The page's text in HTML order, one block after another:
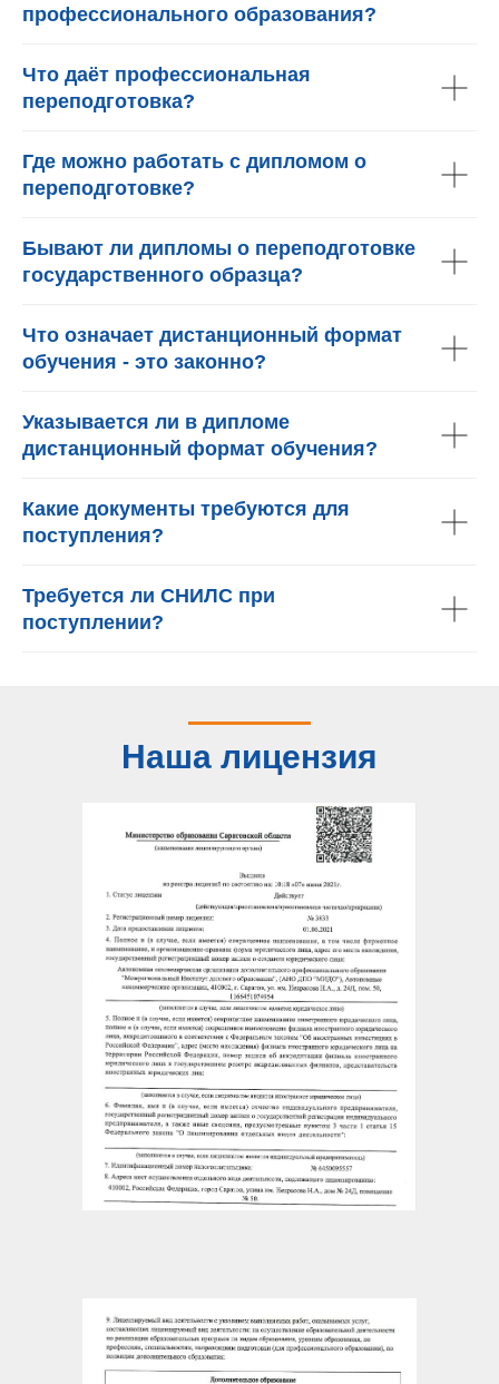
профессионального образования?
Что даёт профессиональная
переподготовка?
Где можно работать с дипломом о
переподготовке?
Бывают ли дипломы о переподготовке
государственного образца?
Что означает дистанционный формат
обучения - это законно?
Указывается ли в дипломе
дистанционный формат обучения?
Какие документы требуются для
поступления?
Требуется ли СНИЛС при
поступлении?
Наша лицензия